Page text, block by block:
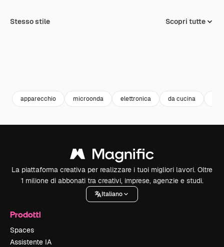
Stesso stile Scopri tutte
apparecchio microonda elettronica da cucina
La piattaforma creativa per realizzare i tuoi migliori lavori. Oltre
1 milione di abbonati tra creativi, imprese, agenzie e studi.
Italiano
Prodotti
Spaces
Assistente IA